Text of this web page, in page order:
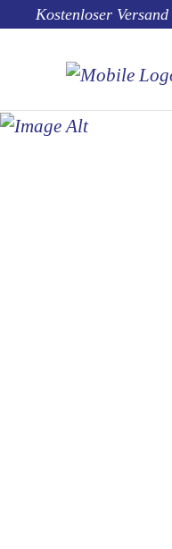
Kostenloser